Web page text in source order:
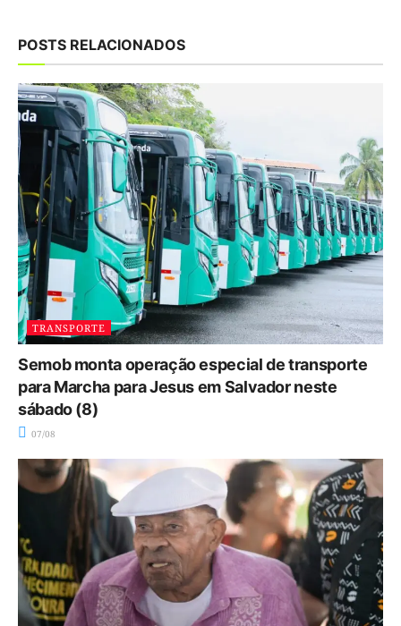
POSTS RELACIONADOS
TRANSPORTE
Semob monta operação especial de transporte
para Marcha para Jesus em Salvador neste
sábado (8)
07/08